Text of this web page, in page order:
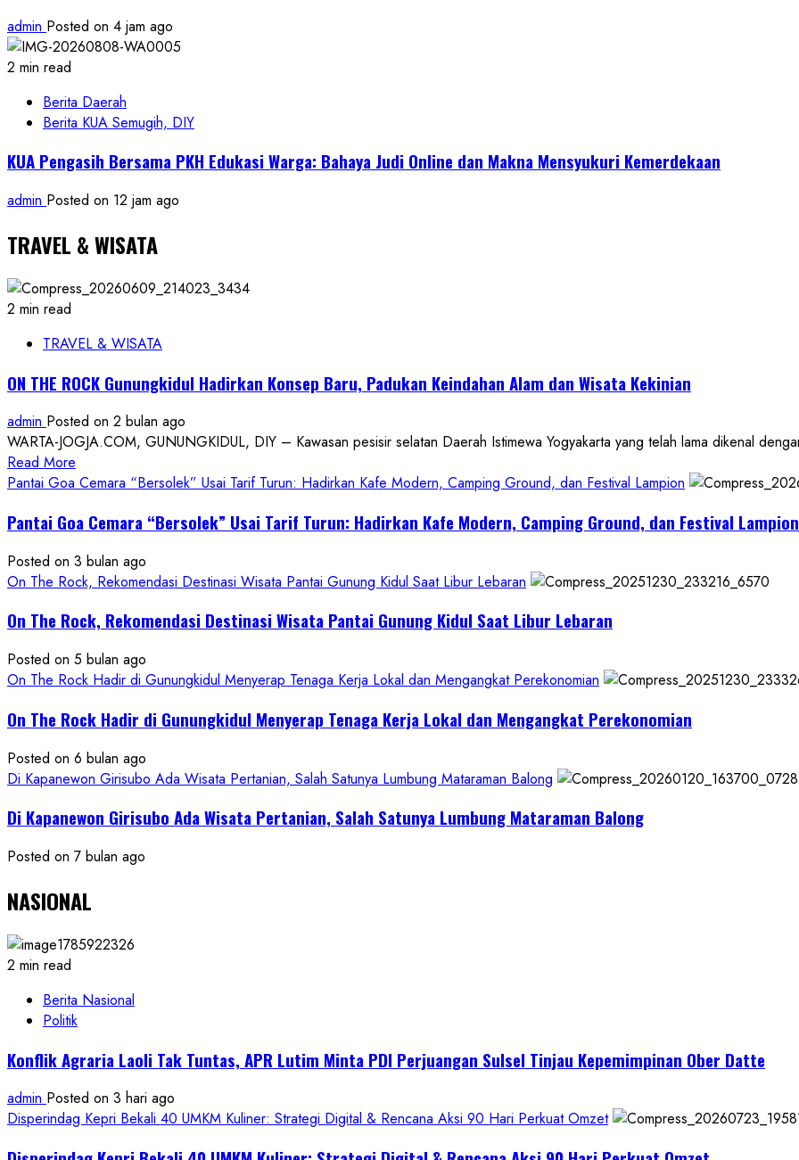
admin Posted on 4 jam ago
2 min read
Berita Daerah
Berita KUA Semugih, DIY
KUA Pengasih Bersama PKH Edukasi Warga: Bahaya Judi Online dan Makna Mensyukuri Kemerdekaan
admin Posted on 12 jam ago
TRAVEL & WISATA
2 min read
TRAVEL & WISATA
ON THE ROCK Gunungkidul Hadirkan Konsep Baru, Padukan Keindahan Alam dan Wisata Kekinian
admin Posted on 2 bulan ago
WARTA-JOGJA.COM, GUNUNGKIDUL, DIY – Kawasan pesisir selatan Daerah Istimewa Yogyakarta yang telah lama dikenal
Read More
more
ON
ROCK
Gunungkidul
Konsep
Padukan
Keindahan
dan
Wisata
Kekinian
Pantai Goa Cemara “Bersolek” Usai Tarif Turun: Hadirkan Kafe Modern, Camping Ground, dan Festival Lampion
Pantai Goa Cemara “Bersolek” Usai Tarif Turun: Hadirkan Kafe Modern, Camping Ground, dan Festival Lampion
Posted on 3 bulan ago
On The Rock, Rekomendasi Destinasi Wisata Pantai Gunung Kidul Saat Libur Lebaran
On The Rock, Rekomendasi Destinasi Wisata Pantai Gunung Kidul Saat Libur Lebaran
Posted on 5 bulan ago
On The Rock Hadir di Gunungkidul Menyerap Tenaga Kerja Lokal dan Mengangkat Perekonomian
On The Rock Hadir di Gunungkidul Menyerap Tenaga Kerja Lokal dan Mengangkat Perekonomian
Posted on 6 bulan ago
Di Kapanewon Girisubo Ada Wisata Pertanian, Salah Satunya Lumbung Mataraman Balong
Di Kapanewon Girisubo Ada Wisata Pertanian, Salah Satunya Lumbung Mataraman Balong
Posted on 7 bulan ago
NASIONAL
2 min read
Berita Nasional
Politik
Konflik Agraria Laoli Tak Tuntas, APR Lutim Minta PDI Perjuangan Sulsel Tinjau Kepemimpinan Ober Datte
admin Posted on 3 hari ago
Disperindag Kepri Bekali 40 UMKM Kuliner: Strategi Digital & Rencana Aksi 90 Hari Perkuat Omzet